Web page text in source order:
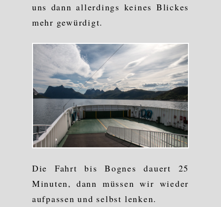
uns dann allerdings keines Blickes
mehr gewürdigt.
Die Fahrt bis Bognes dauert 25
Minuten, dann müssen wir wieder
aufpassen und selbst lenken.